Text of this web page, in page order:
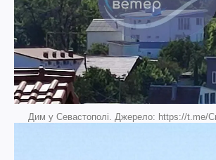
Дим у Севастополі. Джерело: https://t.me/